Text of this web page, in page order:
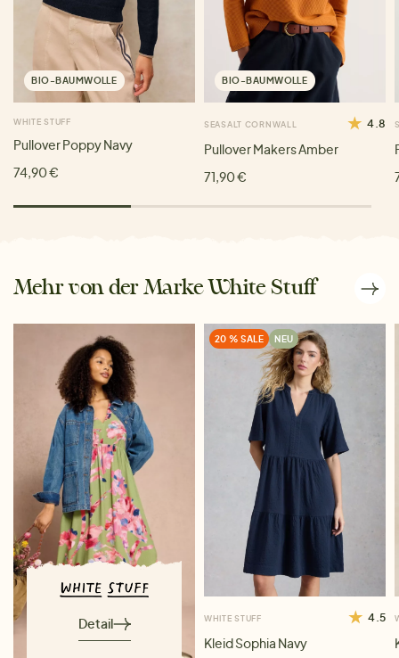
BIO-BAUMWOLLE
WHITE STUFF
Pullover Poppy Navy
74,90 €
BIO-BAUMWOLLE
SEASALT CORNWALL 4.8
Pullover Makers Amber
71,90 €
Mehr von der Marke White Stuff
Detail
20 % SALE NEU
WHITE STUFF 4.5
Kleid Sophia Navy